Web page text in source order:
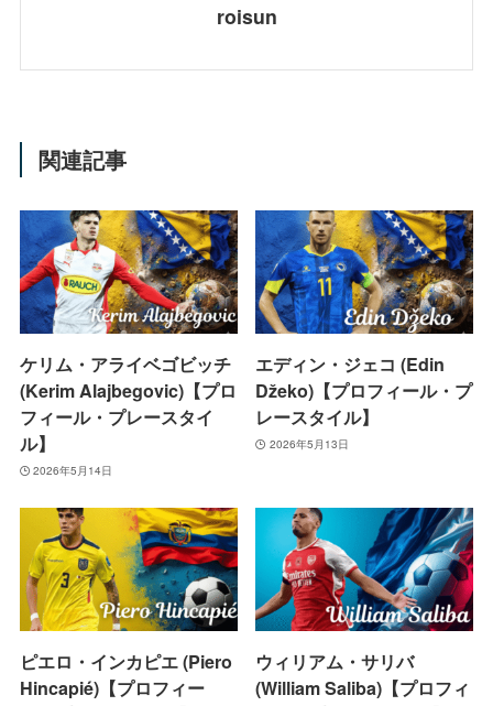
roisun
関連記事
ケリム・アライベゴビッチ
(Kerim Alajbegovic)【プロ
フィール・プレースタイ
ル】
2026年5月14日
エディン・ジェコ (Edin
Džeko)【プロフィール・プ
レースタイル】
2026年5月13日
ピエロ・インカピエ (Piero
Hincapié)【プロフィー
ウィリアム・サリバ
(William Saliba)【プロフィ